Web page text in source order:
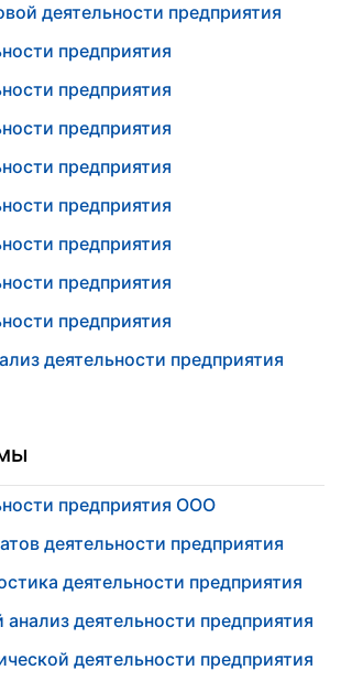
деятельности предприятия
предприятия
предприятия
предприятия
предприятия
предприятия
предприятия
предприятия
предприятия
деятельности предприятия
предприятия ООО
деятельности предприятия
деятельности предприятия
деятельности предприятия
деятельности предприятия